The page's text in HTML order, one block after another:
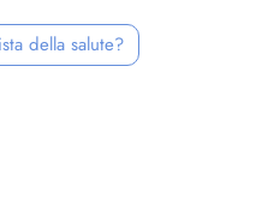
della salute?